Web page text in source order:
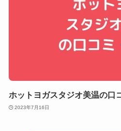
ホットヨガスタジオ美温の口
2023年7月16日